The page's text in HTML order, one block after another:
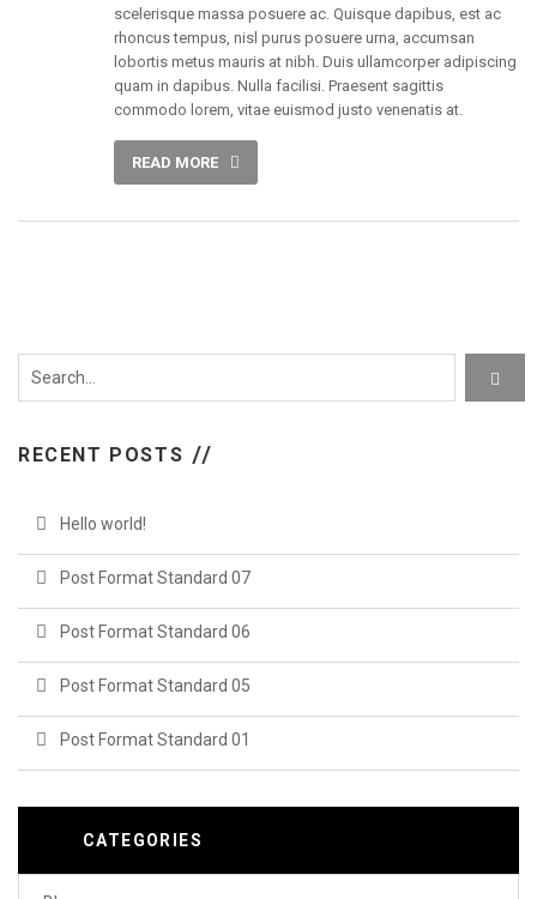
scelerisque massa posuere ac. Quisque dapibus, est ac
rhoncus tempus, nisl purus posuere urna, accumsan
lobortis metus mauris at nibh. Duis ullamcorper adipiscing
quam in dapibus. Nulla facilisi. Praesent sagittis
commodo lorem, vitae euismod justo venenatis at.
READ MORE
RECENT POSTS
Hello world!
Post Format Standard 07
Post Format Standard 06
Post Format Standard 05
Post Format Standard 01
CATEGORIES